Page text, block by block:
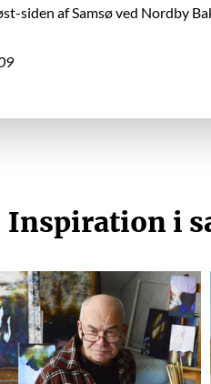
siden af Samsø ved Nordby
Inspiration i